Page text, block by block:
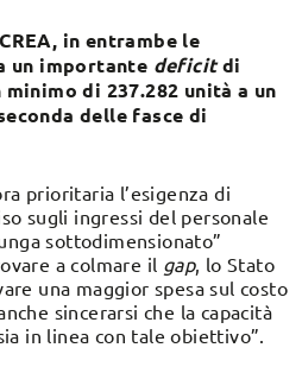
in entrambe le
un importante deficitdi
di 237.282 unità a un
delle fasce di
prioritaria l’esigenza di
sugli ingressi del personale
sottodimensionato”
a colmare il gap, lo Stato
una maggior spesa sul costo
sincerarsi che la capacità
in linea con tale obiettivo”.